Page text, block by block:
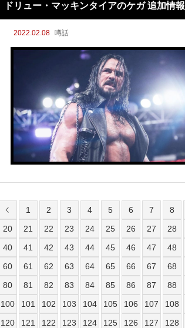
ドリュー・マッキンタイアのケガ 追加情報
2022.02.08 噂話
1 2 3 4 5 6 7 8
20
21 22 23 24 25 26 27 28
40
41 42 43 44 45 46 47 48
60
61 62 63 64 65 66 67 68
80
81 82 83 84 85 86 87 88
100
101 102 103 104 105 106 107 108
120
121 122 123 124 125 126 127 128